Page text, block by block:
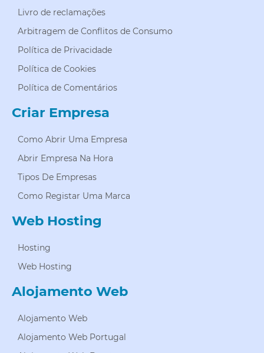
Livro de reclamações
Arbitragem de Conflitos de Consumo
Política de Privacidade
Política de Cookies
Política de Comentários
Criar Empresa
Como Abrir Uma Empresa
Abrir Empresa Na Hora
Tipos De Empresas
Como Registar Uma Marca
Web Hosting
Hosting
Web Hosting
Alojamento Web
Alojamento Web
Alojamento Web Portugal